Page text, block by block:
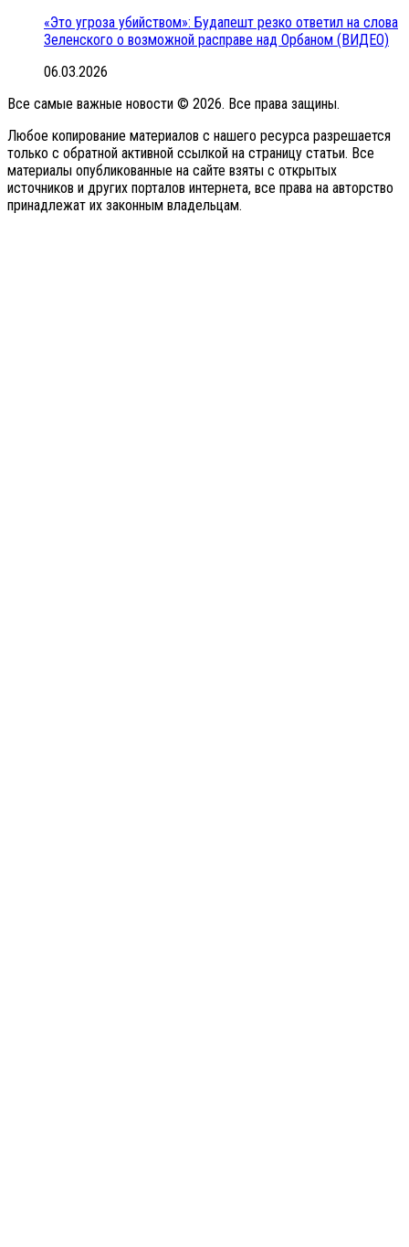
«Это угроза убийством»: Будапешт резко ответил на слова
Зеленского о возможной расправе над Орбаном (ВИДЕО)
06.03.2026
Все самые важные новости © 2026. Все права защины.
Любое копирование материалов с нашего ресурса разрешается
только с обратной активной ссылкой на страницу статьи. Все
материалы опубликованные на сайте взяты с открытых
источников и других порталов интернета, все права на авторство
принадлежат их законным владельцам.